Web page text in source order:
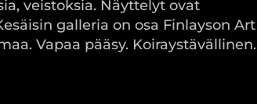
veistoksia. Näyttelyt ovat
galleria on osa Finlayson Art
Vapaa pääsy. Koiraystävällinen.